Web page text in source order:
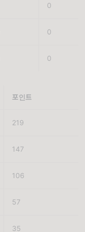
0
0
0
포인트
219
147
106
57
35